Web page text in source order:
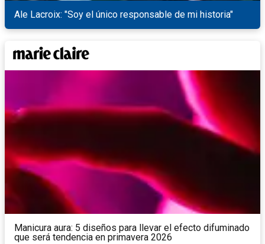
Ale Lacroix: "Soy el único responsable de mi historia"
Manicura aura: 5 diseños para llevar el efecto difuminado
que será tendencia en primavera 2026